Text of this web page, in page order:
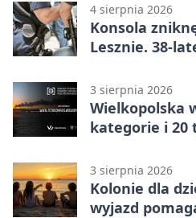
4 sierpnia 2026
Konsola
Lesznie. 38-
3 sierpnia 2026
Wielkopolska
kategorie i 20
3 sierpnia 2026
Kolonie dla
wyjazd